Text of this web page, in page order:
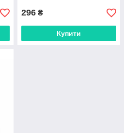
296 ₴
Купити